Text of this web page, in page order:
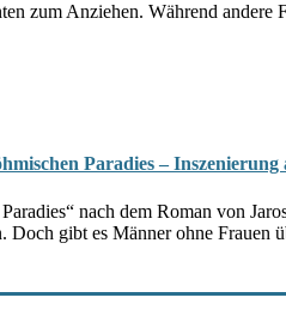
zum Anziehen. Während
Paradies –
nach dem Roman von
gibt es Männer ohne Frauen